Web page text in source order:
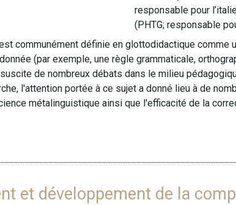
responsable pour
(PHTG; responsable
communément définie en glottodidactique comme
(par exemple, une règle grammaticale,
de nombreux débats dans le milieu
l'attention portée à ce sujet a donné lieu à de
métalinguistique ainsi que l'efficacité de la
et développement de la